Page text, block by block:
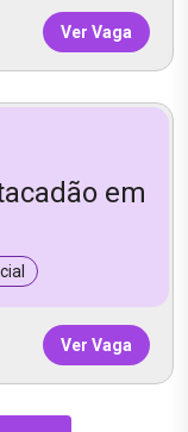
Ver Vaga
em
Ver Vaga